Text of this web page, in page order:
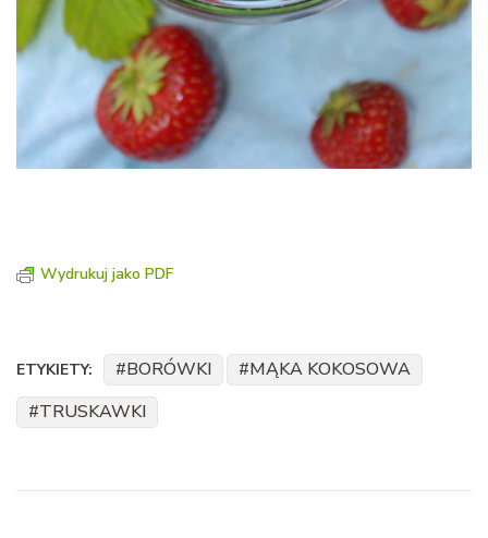
Wydrukuj jako PDF
ETYKIETY: BORÓWKI
MĄKA KOKOSOWA
TRUSKAWKI